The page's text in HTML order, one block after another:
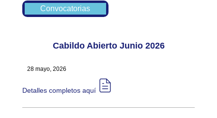
Convocatorias
Cabildo Abierto Junio 2026
28 mayo, 2026
Detalles completos aquí​​